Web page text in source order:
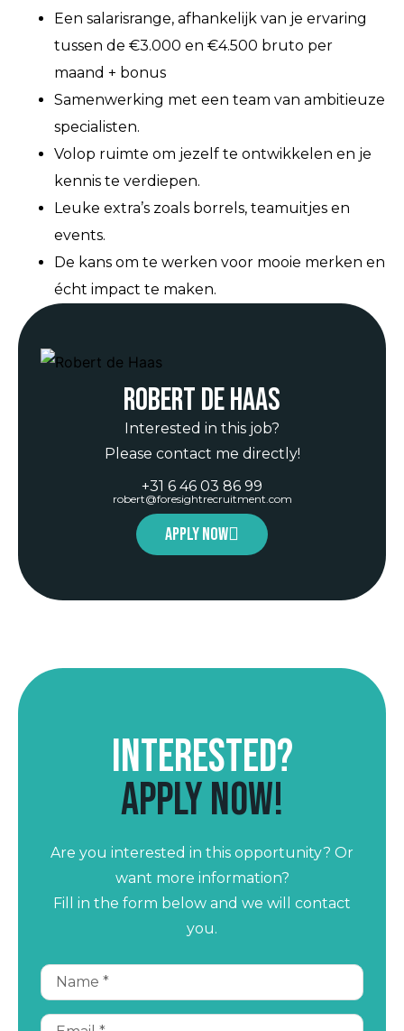
Een salarisrange, afhankelijk van je ervaring
tussen de €3.000 en €4.500 bruto per
maand + bonus
Samenwerking met een team van ambitieuze
specialisten.
Volop ruimte om jezelf te ontwikkelen en je
kennis te verdiepen.
Leuke extra’s zoals borrels, teamuitjes en
events.
De kans om te werken voor mooie merken en
écht impact te maken.
Robert de Haas
Interested in this job?
Please contact me directly!
+31 6 46 03 86 99
robert@foresightrecruitment.com
Apply now
Interested?
Apply now!
Are you interested in this opportunity? Or
want more information?
Fill in the form below and we will contact
you.